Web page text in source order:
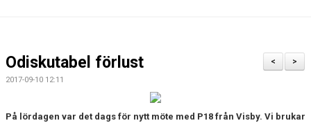
MATCHER
>
<
Odiskutabel förlust
2017-09-10 12:11
På lördagen var det dags för nytt möte med P18 från Visby. Vi brukar